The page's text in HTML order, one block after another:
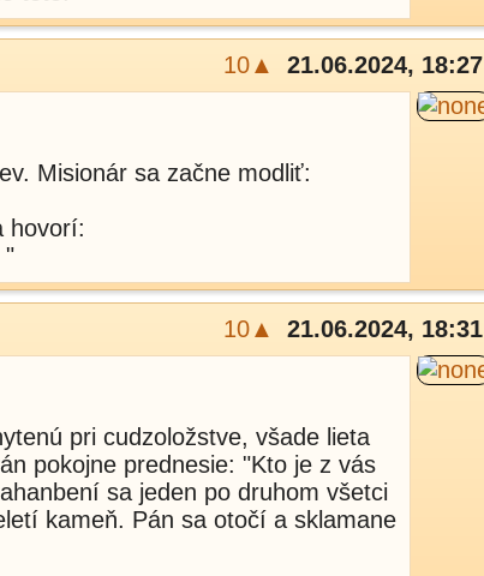
10▲
21.06.2024, 18:27
Misionár sa začne modliť:
hovorí:
"
10▲
21.06.2024, 18:31
pri cudzoložstve, všade lieta
pokojne prednesie: "Kto je z vás
sa jeden po druhom všetci
kameň. Pán sa otočí a sklamane